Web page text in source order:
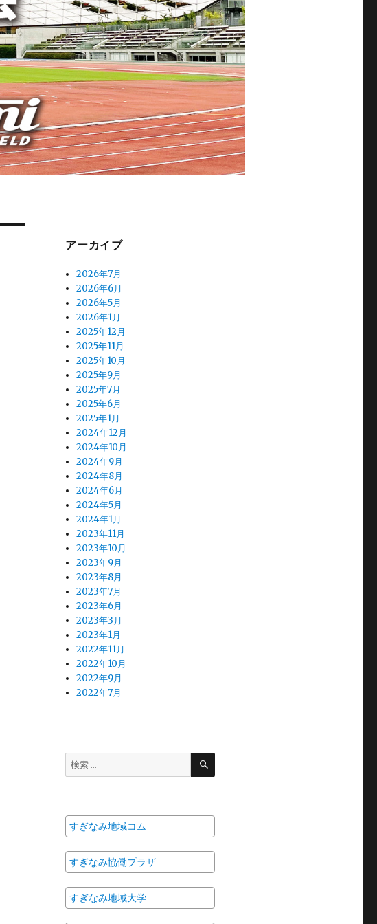
アーカイブ
2026年7月
2026年6月
2026年5月
2026年1月
2025年12月
2025年11月
2025年10月
2025年9月
2025年7月
2025年6月
2025年1月
2024年12月
2024年10月
2024年9月
2024年8月
2024年6月
2024年5月
2024年1月
2023年11月
2023年10月
2023年9月
2023年8月
2023年7月
2023年6月
2023年3月
2023年1月
2022年11月
2022年10月
2022年9月
2022年7月
検
索:
検
すぎなみ地域コム
すぎなみ協働プラザ
すぎなみ地域大学